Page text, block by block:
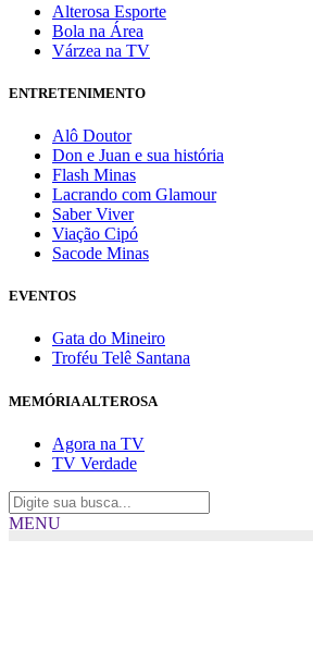
Alterosa Esporte
Bola na Área
Várzea na TV
ENTRETENIMENTO
Alô Doutor
Don e Juan e sua história
Flash Minas
Lacrando com Glamour
Saber Viver
Viação Cipó
Sacode Minas
EVENTOS
Gata do Mineiro
Troféu Telê Santana
MEMÓRIA ALTEROSA
Agora na TV
TV Verdade
MENU